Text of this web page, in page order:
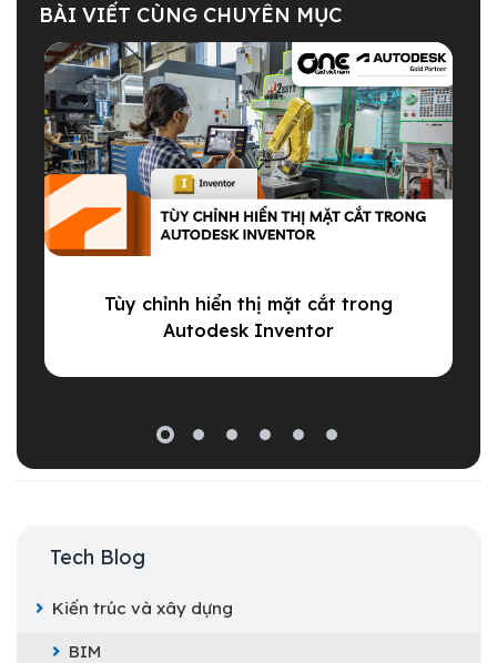
BÀI VIẾT CÙNG CHUYÊN MỤC
Tùy chỉnh hiển thị mặt cắt trong
Autodesk Inventor
Tech Blog
Kiến trúc và xây dựng
BIM